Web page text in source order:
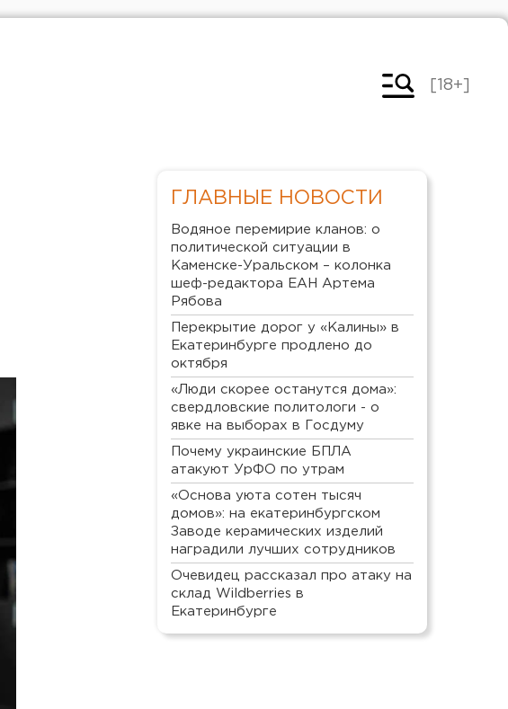
[18+]
ГЛАВНЫЕ НОВОСТИ
Водяное перемирие кланов: о
политической ситуации в
Каменске-Уральском – колонка
шеф-редактора ЕАН Артема
Рябова
Перекрытие дорог у «Калины» в
Екатеринбурге продлено до
октября
«Люди скорее останутся дома»:
свердловские политологи - о
явке на выборах в Госдуму
Почему украинские БПЛА
атакуют УрФО по утрам
«Основа уюта сотен тысяч
домов»: на екатеринбургском
Заводе керамических изделий
наградили лучших сотрудников
Очевидец рассказал про атаку на
склад Wildberries в
Екатеринбурге